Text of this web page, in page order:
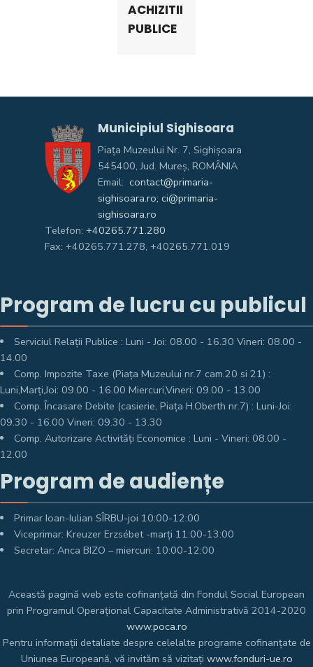
ACHIZITII
PUBLICE
Municipiul Sighisoara
Piața Muzeului Nr. 7, Sighişoara
545400, Jud. Mureş, ROMÂNIA
Email: contact@primaria-
sighisoara.ro; ci@primaria-
sighisoara.ro
Telefon: +40265.771.280
Fax: +40265.771.278, +40265.771.019
Program de lucru cu publicul
Serviciul Relații Publice : Luni - Joi: 08.00 - 16.30 Vineri: 08.00 -
14.00
Comp. Impozite Taxe (Piața Muzeului nr.7 cam.20 si 21) :
Luni,Marți,Joi: 09.00 - 16.00 Miercuri,Vineri: 09.00 - 13.00
Comp. Încasare Debite (casierie, Piața H.Oberth nr.7) : Luni-Joi:
09.30 - 16.00 Vineri: 09.30 - 13.30
Comp. Autorizare Activități Economice : Luni - Vineri: 08.00 -
12.00
Program de audiențe
Primar Ioan-Iulian SÎRBU-joi 10:00-12:00
Viceprimar: Kreuzer Erzsébet -marți 11:00-13:00
Secretar: Anca BIZO – miercuri: 10:00-12:00
Această pagină web este cofinanțată din Fondul Social European
prin Programul Operațional Capacitate Administrativă 2014-2020
www.poca.ro
Pentru informații detaliate despre celelalte programe cofinanțate de
Uniunea Europeană, vă invităm să vizitați www.fonduri-ue.ro